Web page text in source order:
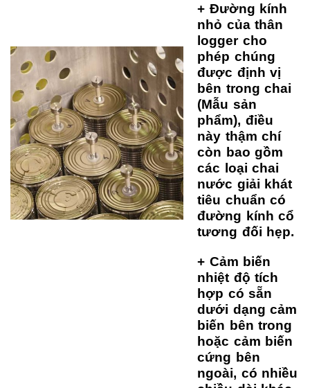
+ Đường kính
nhỏ của thân
logger cho
phép chúng
được định vị
bên trong chai
(Mẫu sản
phẩm), điều
này thậm chí
còn bao gồm
các loại chai
nước giải khát
tiêu chuẩn có
đường kính cổ
tương đối hẹp.
+ Cảm biến
nhiệt độ tích
hợp có sẵn
dưới dạng cảm
biến bên trong
hoặc cảm biến
cứng bên
ngoài, có nhiều